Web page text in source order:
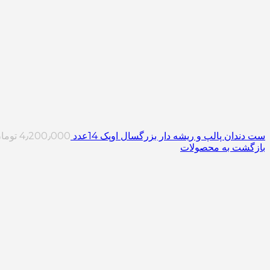
ست دندان پالپ و ریشه دار بزرگسال اوپک 14عدد 4٫200٫000
بازگشت به محصولات